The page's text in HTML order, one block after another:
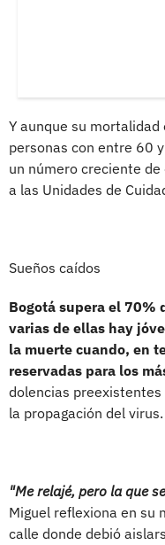
Y aunque su
personas con entre 60
un número creciente
a las Unidades de
Sueños caídos
Bogotá supera el 70%
varias de ellas hay
la muerte cuando, en
reservadas para los
dolencias
la propagación del virus.
"Me relajé, pero la que
Miguel reflexiona en su
calle donde debió